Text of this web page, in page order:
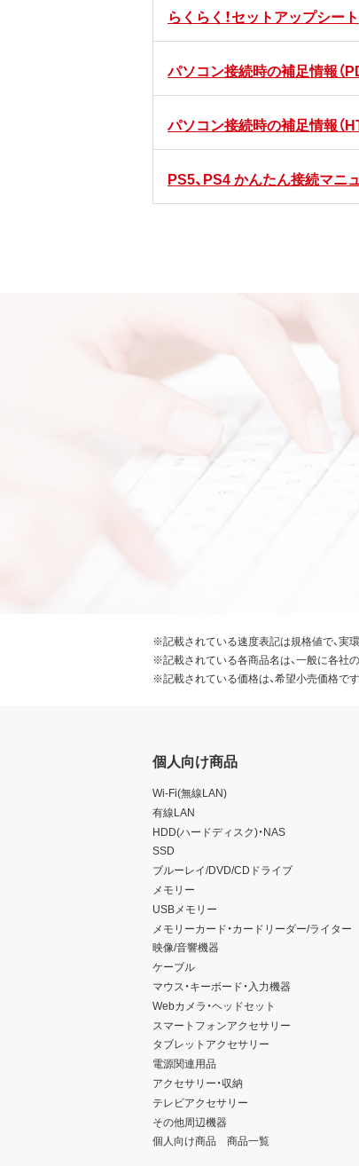
らくらく！セットアップシート
パソコン接続時の補足情報（
パソコン接続時の補足情報（
PS5、PS4 かんたん接続マニ
※記載されている速度表記は規格値で、実
※記載されている各商品名は、一般に各社
※記載されている価格は、希望小売価格です
個人向け商品
Wi-Fi(無線LAN)
有線LAN
HDD(ハードディスク)・NAS
SSD
ブルーレイ/DVD/CDドライブ
メモリー
USBメモリー
メモリーカード・カードリーダー/ライター
映像/音響機器
ケーブル
マウス・キーボード・入力機器
Webカメラ・ヘッドセット
スマートフォンアクセサリー
タブレットアクセサリー
電源関連用品
アクセサリー・収納
テレビアクセサリー
その他周辺機器
個人向け商品 商品一覧